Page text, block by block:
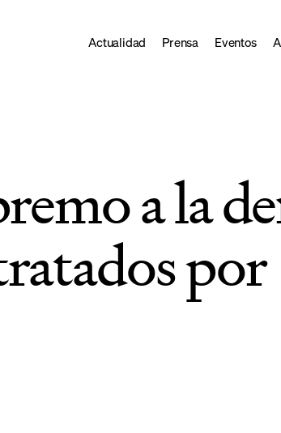
Actualidad Prensa Eventos
a la
por